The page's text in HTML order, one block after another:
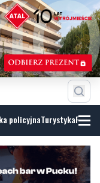
policyjnaTurystyka